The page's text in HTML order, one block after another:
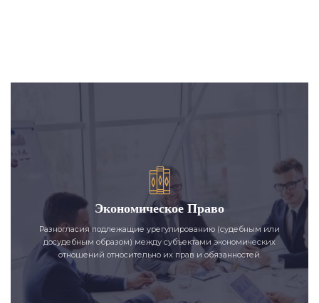
Экономическое Право
Разногласия подлежащие урегулированию (судебным или
досудебным образом) между субъектами экономических
отношений относительно их прав и обязанностей.